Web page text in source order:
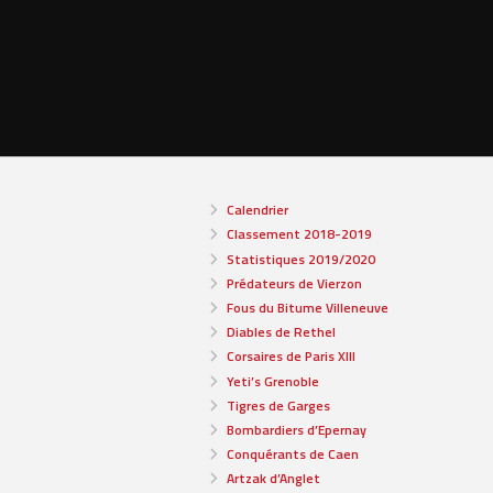
Calendrier
Classement 2018-2019
Statistiques 2019/2020
Prédateurs de Vierzon
Fous du Bitume Villeneuve
Diables de Rethel
Corsaires de Paris XIII
Yeti’s Grenoble
Tigres de Garges
Bombardiers d’Epernay
Conquérants de Caen
Artzak d’Anglet